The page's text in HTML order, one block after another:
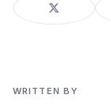
WRITTEN BY